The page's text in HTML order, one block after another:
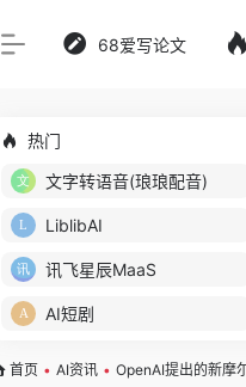
68爱写论文
热门
文字转语音(琅琅配音)
LiblibAI
讯飞星辰MaaS
AI短剧
首页 • AI资讯 • OpenAI提出的新摩